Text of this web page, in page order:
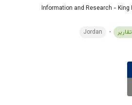
Information and Research - King
Jordan